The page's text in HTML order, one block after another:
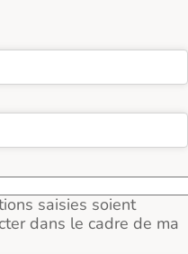
saisies soient
dans le cadre de ma